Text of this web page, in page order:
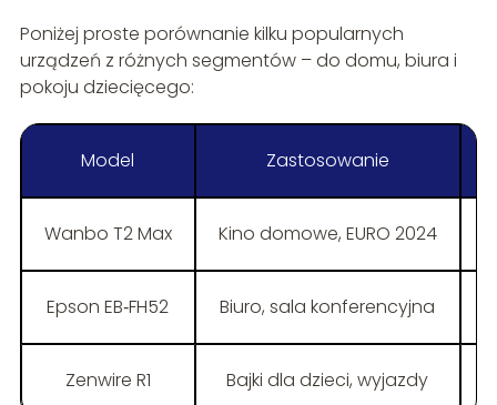
Poniżej proste porównanie kilku popularnych
urządzeń z różnych segmentów – do domu, biura i
pokoju dziecięcego:
Model Zastosowanie
Wanbo T2 Max Kino domowe, EURO 2024
Epson EB‑FH52 Biuro, sala konferencyjna
Zenwire R1 Bajki dla dzieci, wyjazdy